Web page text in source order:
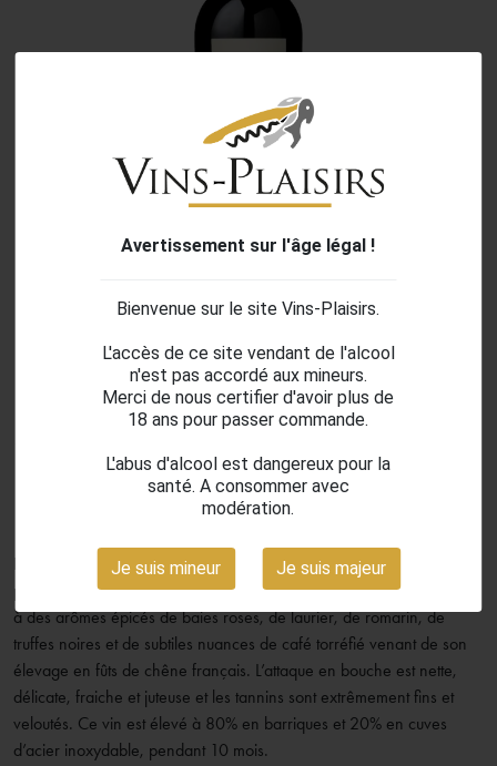
Avertissement sur l'âge légal !
Bienvenue sur le site Vins-Plaisirs.
L'accès de ce site vendant de l'alcool
n'est pas accordé aux mineurs.
Merci de nous certifier d'avoir plus de
18 ans pour passer commande.
L'abus d'alcool est dangereux pour la
santé. A consommer avec
modération.
Je suis mineur Je suis majeur
Escudo Rojo Reserva Carmenere -
Elaboré exclusivement à partir de Carménère, ce millésime 2021
présente une grande intensité, des notes de fruits des bois associées
à des arômes épicés de baies roses, de laurier, de romarin, de
truffes noires et de subtiles nuances de café torréfié venant de son
élevage en fûts de chêne français. L’attaque en bouche est nette,
délicate, fraiche et juteuse et les tannins sont extrêmement fins et
veloutés. Ce vin est élevé à 80% en barriques et 20% en cuves
d’acier inoxydable, pendant 10 mois.